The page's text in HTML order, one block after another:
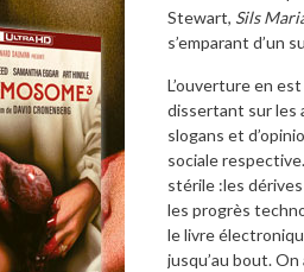
Stewart, Sils
s’emparant d’un
L’ouverture en
dissertant sur les
slogans et
sociale
stérile :les
les progrès
le livre
jusqu’au bout.